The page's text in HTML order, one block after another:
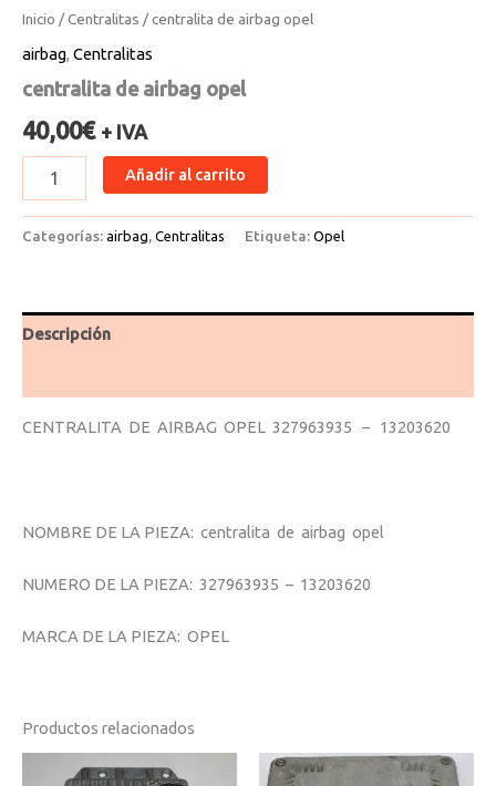
Inicio /Centralitas / centralita de airbag opel
airbag, Centralitas
centralita de airbag opel
40,00€ + IVA
Añadir al carrito
Categorías: airbag, Centralitas Etiqueta: Opel
Descripción
CENTRALITA DE AIRBAG OPEL 327963935 – 13203620
NOMBRE DE LA PIEZA: centralita de airbag opel
NUMERO DE LA PIEZA: 327963935 – 13203620
MARCA DE LA PIEZA: OPEL
Productos relacionados